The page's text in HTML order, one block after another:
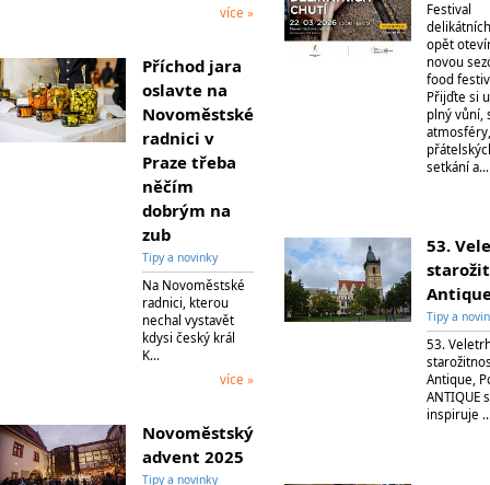
více »
Příchod jara
oslavte na
Novoměstské
radnici v
Praze třeba
něčím
dobrým na
zub
Tipy a novinky
Na Novoměstské
radnici, kterou
nechal vystavět
kdysi český král
K…
více »
Novoměstský
advent 2025
Tipy a novinky
Festival
opět
novou
food
Přijďte si
plný vůní,
atmosféry,
setkání a…
53.
Tipy a
53.
Antique,
ANTIQUE
inspiruje